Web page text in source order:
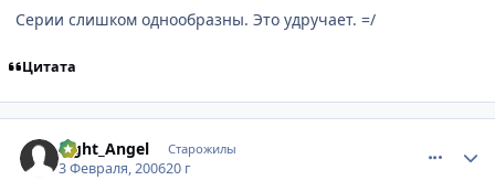
Серии слишком однообразны. Это удручает. =/
Цитата
Light_Angel Старожилы
3 Февраля, 200620 г